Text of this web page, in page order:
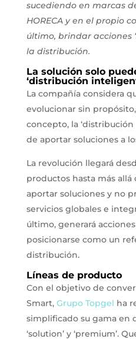
sucediendo en marcas
HORECA y en el propio
último, brindar acciones
la distribución.
La solución solo
‘distribución
La compañía considera
evolucionar sin
concepto, la
de aportar soluciones a
La revolución llegará
productos hasta más
aportar soluciones y no
servicios globales e
último, generará
posicionarse como un
distribución.
Líneas de producto
Con el objetivo de
Smart, Grupo Topgel ha
simplificado su gama en
‘solution’ y ‘premium’.